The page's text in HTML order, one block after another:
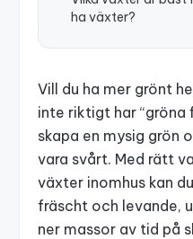
ha växter?
Vill du ha mer grönt
inte riktigt har “gröna
skapa en mysig grön
vara svårt. Med rätt
växter inomhus kan
fräscht och levande,
ner massor av tid på